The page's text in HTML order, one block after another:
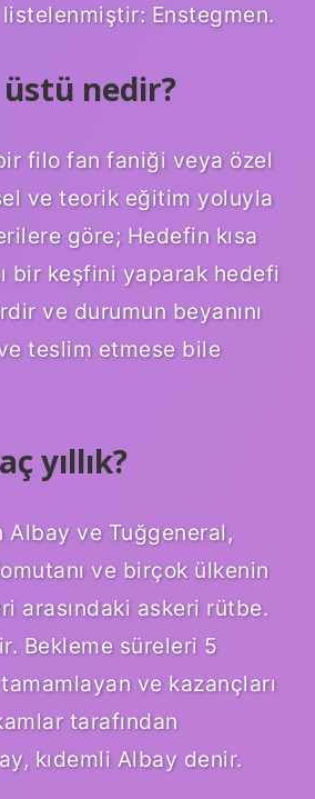
Enstegmen.
nedir?
filo fan faniği veya özel
ve teorik eğitim yoluyla
göre; Hedefin kısa
bir keşfini yaparak hedefi
ve durumun beyanını
teslim etmese bile
yıllık?
Albay ve Tuğgeneral,
ve birçok ülkenin
arasındaki askeri rütbe.
Bekleme süreleri 5
tamamlayan ve kazançları
tarafından
kıdemli Albay denir.